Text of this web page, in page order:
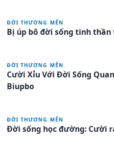
ĐỜI THƯƠNG MẾN
Bị úp bô đời sống tinh
ĐỜI THƯƠNG MẾN
Cười Xỉu Với Đời Sống
Biupbo
ĐỜI THƯƠNG MẾN
Đời sống học đường: Cười